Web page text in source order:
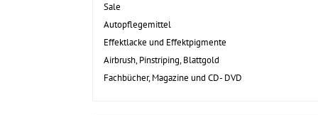
Sale
Autopflegemittel
Effektlacke und Effektpigmente
Airbrush, Pinstriping, Blattgold
Fachbücher, Magazine und CD- DVD